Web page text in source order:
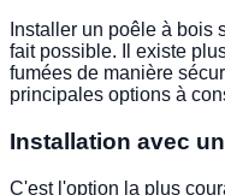
Installer un poêle à bois
fait possible. Il existe
fumées de manière
principales options à
Installation avec
C'est l'option la plus